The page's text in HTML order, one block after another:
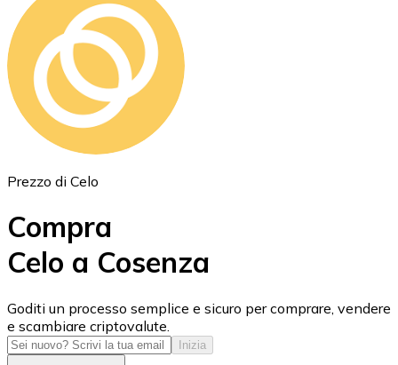
Ethereum
ETH
USD Coin
USDC
Prezzo di Celo
Compra
Celo a Cosenza
Goditi un processo semplice e sicuro per comprare, vendere
e scambiare criptovalute.
Inizia